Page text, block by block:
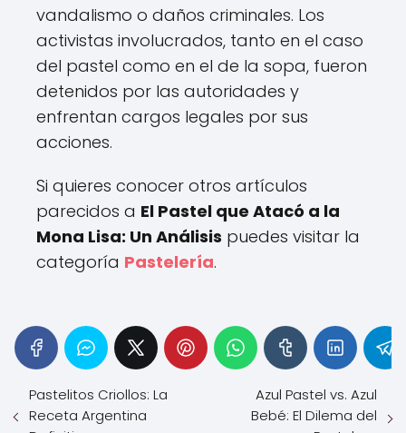
vandalismo o daños criminales. Los
activistas involucrados, tanto en el caso
del pastel como en el de la sopa, fueron
detenidos por las autoridades y
enfrentan cargos legales por sus
acciones.
Si quieres conocer otros artículos
parecidos a El Pastel que Atacó a la
Mona Lisa: Un Análisis puedes visitar la
categoría Pastelería.
Pastelitos Criollos: La
Receta Argentina
Azul Pastel vs. Azul
Bebé: El Dilema del